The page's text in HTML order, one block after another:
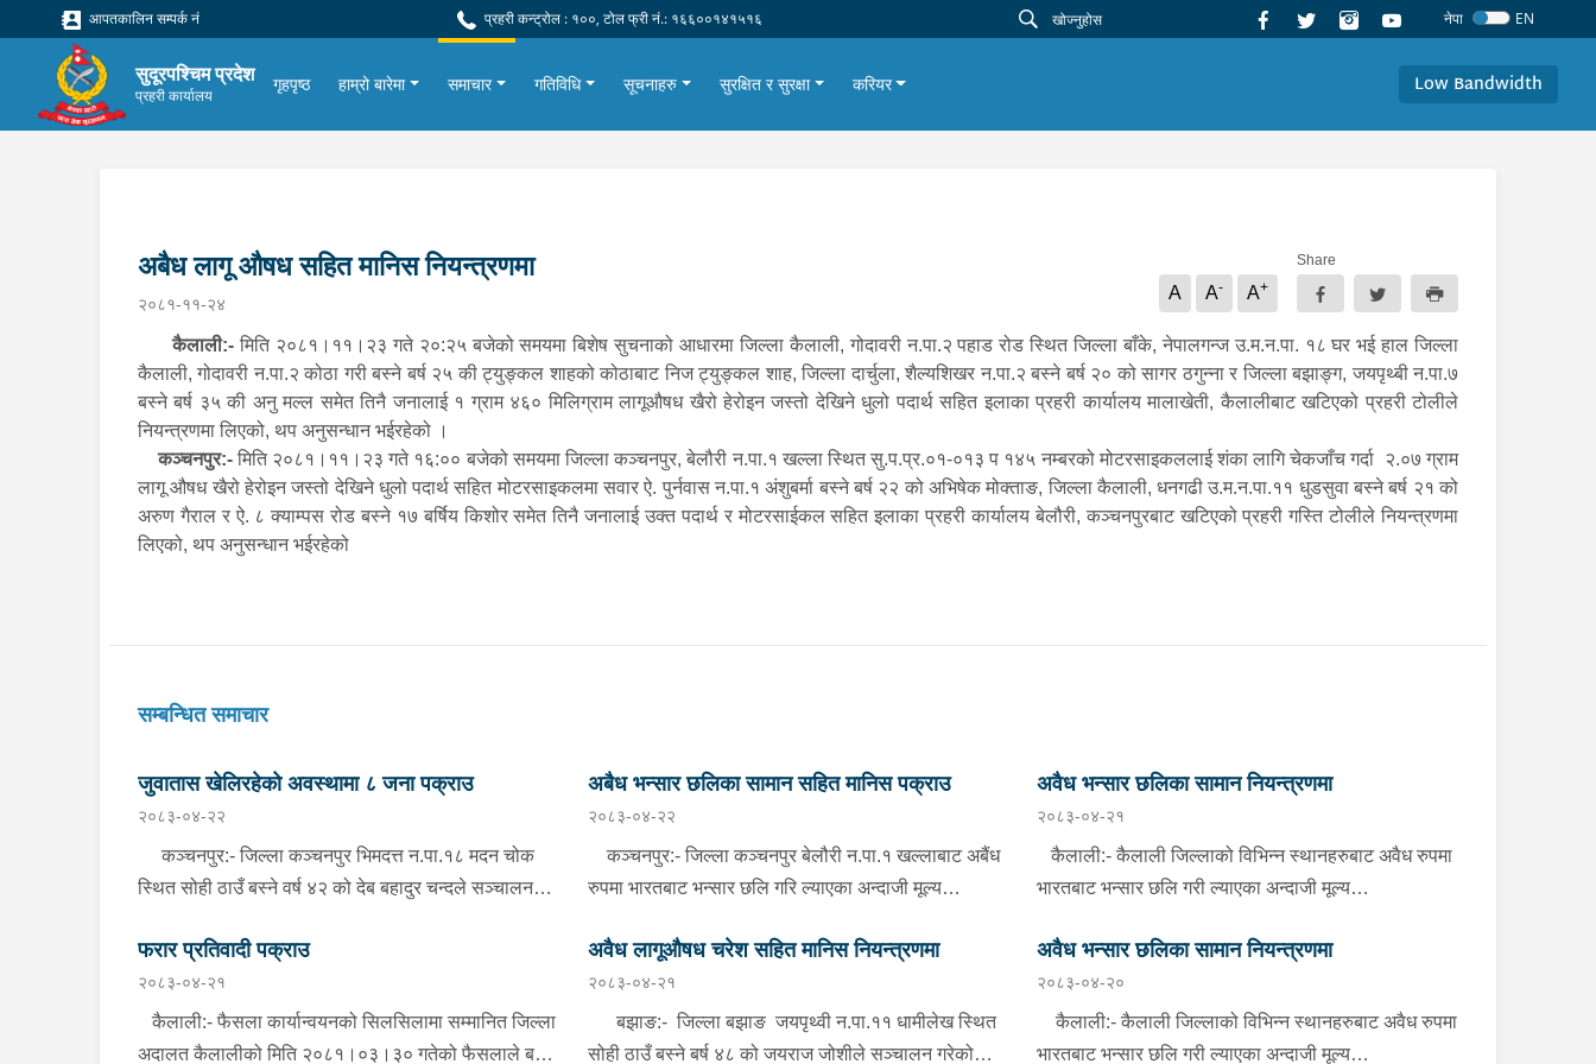
आपतकालिन सम्पर्क नं प्रहरी कन्ट्रोल : १००, टोल फ्री नं.: १६६००१४१५१६ नेपा EN
सुदूरपश्चिम प्रदेश
प्रहरी कार्यालय
गृहपृष्ठ हाम्रो बारेमा समाचार गतिविधि सूचनाहरु सुरक्षित र सुरक्षा करियर Low Bandwidth
अबैध लागू औषध सहित मानिस नियन्त्रणमा
२०८१-११-२४
A A- A+
Share
कैलाली:- मिति २०८१।११।२३ गते २०:२५ बजेको समयमा बिशेष सुचनाको आधारमा जिल्ला कैलाली, गोदावरी न.पा.२ पहाड रोड स्थित जिल्ला बाँके, नेपालगन्ज उ.म.न.पा. १८ घर भई हाल जिल्ला
कैलाली, गोदावरी न.पा.२ कोठा गरी बस्ने बर्ष २५ की ट्युङ्कल शाहको कोठाबाट निज ट्युङ्कल शाह, जिल्ला दार्चुला, शैल्यशिखर न.पा.२ बस्ने बर्ष २० को सागर ठगुन्ना र जिल्ला बझाङ्ग, जयपृथ्बी न.पा.७
बस्ने बर्ष ३५ की अनु मल्ल समेत तिनै जनालाई १ ग्राम ४६० मिलिग्राम लागूऔषध खैरो हेरोइन जस्तो देखिने धुलो पदार्थ सहित इलाका प्रहरी कार्यालय मालाखेती, कैलालीबाट खटिएको प्रहरी टोलीले
नियन्त्रणमा लिएको, थप अनुसन्धान भईरहेको ।
कञ्चनपुर:-मिति २०८१।११।२३ गते १६:०० बजेको समयमा जिल्ला कञ्चनपुर, बेलौरी न.पा.१ खल्ला स्थित सु.प.प्र.०१-०१३ प १४५ नम्बरको मोटरसाइकललाई शंका लागि चेकजाँच गर्दा २.०७ ग्राम
लागू औषध खैरो हेरोइन जस्तो देखिने धुलो पदार्थ सहित मोटरसाइकलमा सवार ऐ. पुर्नवास न.पा.१ अंशुबर्मा बस्ने बर्ष २२ को अभिषेक मोक्ताङ, जिल्ला कैलाली, धनगढी उ.म.न.पा.११ धुडसुवा बस्ने बर्ष २१ को
अरुण गैराल र ऐ. ८ क्याम्पस रोड बस्ने १७ बर्षिय किशोर समेत तिनै जनालाई उक्त पदार्थ र मोटरसाईकल सहित इलाका प्रहरी कार्यालय बेलौरी, कञ्चनपुरबाट खटिएको प्रहरी गस्ति टोलीले नियन्त्रणमा
लिएको, थप अनुसन्धान भईरहेको
सम्बन्धित समाचार
जुवातास खेलिरहेको अवस्थामा ८ जना पक्राउ
२०८३-०४-२२
कञ्चनपुर:- जिल्ला कञ्चनपुर भिमदत्त न.पा.१८ मदन चोक
स्थित सोही ठाउँ बस्ने वर्ष ४२ को देब बहादुर चन्दले सञ्चालन
बहादुर चन्द सहित ८ जनालाई बिहीबार साँझ गोप्य सुचनाको
आधारमा जिल्ला प्रहरी कार्यालय कञ्चनपुरबाट खटिएको प्रहरी
टोलीले नगद रु.५५,०८०।- ( पचपन्न हजार असी) र २ गड्डी
तास सहित पक्राउ गरेको छ । यस सम्बन्धमा प्रहरीले
अबैध भन्सार छलिका सामान सहित मानिस पक्राउ
२०८३-०४-२२
कञ्चनपुर:- जिल्ला कञ्चनपुर बेलौरी न.पा.१ खल्लाबाट अबैंध
रुपमा भारतबाट भन्सार छलि गरि ल्याएका अन्दाजी मूल्य
साइकल सहित लखिमपुर खिरी बसही कलौनी वस्ने बर्ष २२ को
सन्तोश कुमार, वर्ष २० को अनुज गुप्ता, वर्ष २४ को सञ्जय कुमार
र वर्ष २१ को मनोज कुमारलाई प्रहरी चौकी फटैया,
कञ्चनपुरबाट खटिएको प्रहरीले बिहिबार राति फेला पारी चारै
अवैध भन्सार छलिका सामान नियन्त्रणमा
२०८३-०४-२१
कैलाली:- कैलाली जिल्लाको विभिन्न स्थानहरुबाट अवैध रुपमा
भारतबाट भन्सार छलि गरी ल्याएका अन्दाजी मूल्य
मोबाइल कभर लगायतका सामानहरु बुधबार जिल्ला प्रहरी
कार्यालय कैलाली तथा मातहत कार्यालयबाट खटिएको प्रहरीले
बेवारिसे अवस्थामा फेला पारी आवश्यक प्रक्रिया पुरा गरी
नियन्त्रणमा लिएको छ । कञ्चनपुर:- कञ्चनपुर जिल्लाको
फरार प्रतिवादी पक्राउ
२०८३-०४-२१
कैलाली:- फैसला कार्यान्वयनको सिलसिलामा सम्मानित जिल्ला
अदालत कैलालीको मिति २०८१।०३।३० गतेको फैसलाले बहु-
अवैध लागूऔषध चरेश सहित मानिस नियन्त्रणमा
२०८३-०४-२१
बझाङ:- जिल्ला बझाङ जयपृथ्वी न.पा.११ धामीलेख स्थित
सोही ठाउँ बस्ने बर्ष ४८ को जयराज जोशीले सञ्चालन गरेको
अवैध भन्सार छलिका सामान नियन्त्रणमा
२०८३-०४-२०
कैलाली:- कैलाली जिल्लाको विभिन्न स्थानहरुबाट अवैध रुपमा
भारतबाट भन्सार छलि गरी ल्याएका अन्दाजी मूल्य